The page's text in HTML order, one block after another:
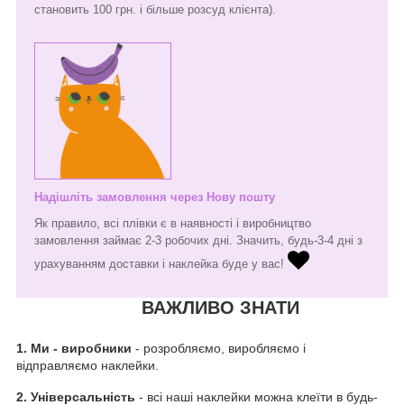
становить 100 грн. і більше розсуд клієнта).
Надішліть замовлення через Нову пошту
Як правило, всі плівки є в наявності і виробництво
замовлення займає 2-3 робочих дні. Значить, будь-3-4 дні з
урахуванням доставки і наклейка буде у вас!
ВАЖЛИВО ЗНАТИ
1. Ми - виробники - розробляємо, виробляємо і
відправляємо наклейки.
2. Універсальність - всі наші наклейки можна клеїти в будь-